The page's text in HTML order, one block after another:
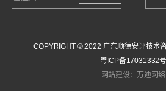
COPYRIGHT © 2022 广东顺德安评技术
粤ICP备17031332号
网站建设：万迪网络